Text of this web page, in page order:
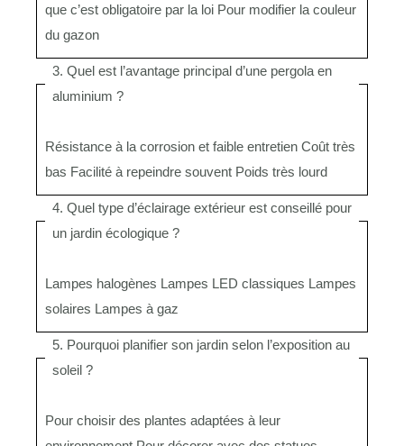
que c’est obligatoire par la loi Pour modifier la couleur
du gazon
3. Quel est l’avantage principal d’une pergola en
aluminium ?
Résistance à la corrosion et faible entretien Coût très
bas Facilité à repeindre souvent Poids très lourd
4. Quel type d’éclairage extérieur est conseillé pour
un jardin écologique ?
Lampes halogènes Lampes LED classiques Lampes
solaires Lampes à gaz
5. Pourquoi planifier son jardin selon l’exposition au
soleil ?
Pour choisir des plantes adaptées à leur